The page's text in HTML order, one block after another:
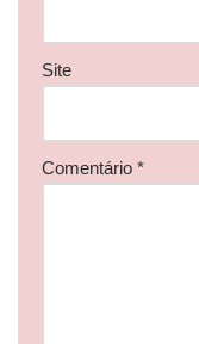
Site
Comentário *